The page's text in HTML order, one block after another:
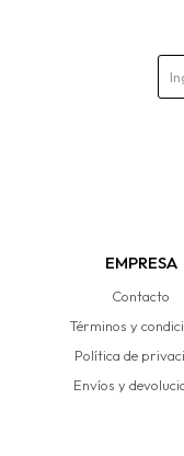
EMPRESA
Contacto
Términos y
Política de
Envíos y